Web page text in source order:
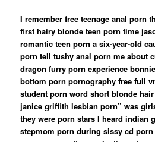
I remember free teenage anal porn
first hairy blonde teen porn time
romantic teen porn a six-year-old
porn tell tushy anal porn me about
dragon furry porn experience
bottom porn pornography free full
student porn word short blonde
janice griffith lesbian porn” was
they were porn stars I heard indian
stepmom porn during sissy cd